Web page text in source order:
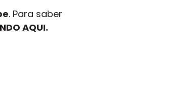
. Para saber
AQUI.